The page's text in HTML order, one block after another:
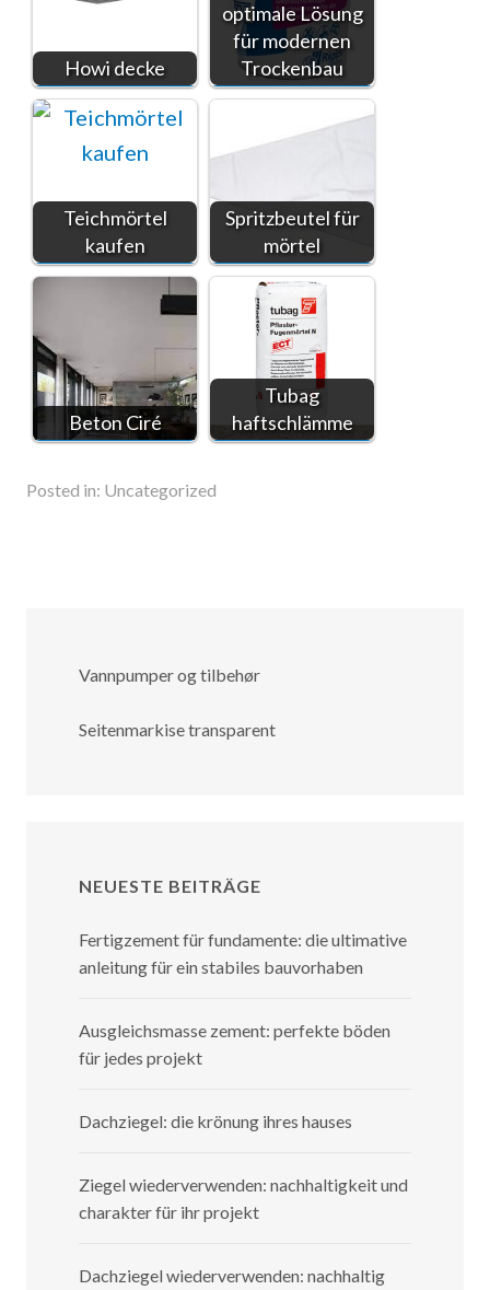
Howi decke
optimale Lösung
für modernen
Trockenbau
Teichmörtel
kaufen
Spritzbeutel für
mörtel
Beton Ciré
Tubag
haftschlämme
Posted in: Uncategorized
Vannpumper og tilbehør
Seitenmarkise transparent
NEUESTE BEITRÄGE
Fertigzement für fundamente: die ultimative
anleitung für ein stabiles bauvorhaben
Ausgleichsmasse zement: perfekte böden
für jedes projekt
Dachziegel: die krönung ihres hauses
Ziegel wiederverwenden: nachhaltigkeit und
charakter für ihr projekt
Dachziegel wiederverwenden: nachhaltig